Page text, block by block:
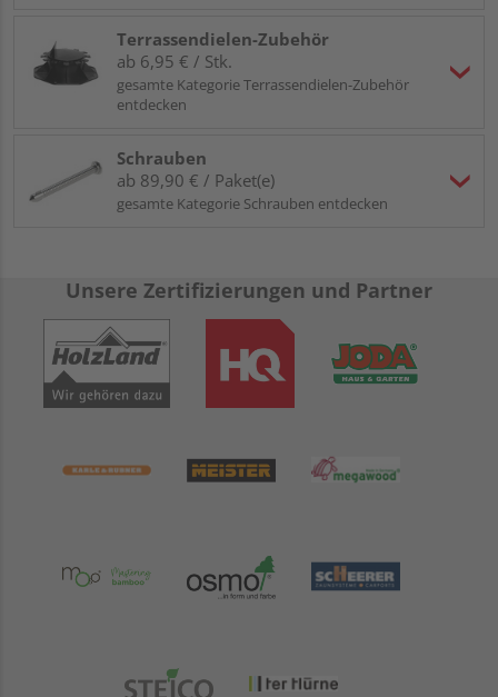
Terrassendielen-Zubehör
ab 6,95 € / Stk.
gesamte Kategorie Terrassendielen-Zubehör
entdecken
Schrauben
ab 89,90 € / Paket(e)
gesamte Kategorie Schrauben entdecken
Unsere Zertifizierungen und Partner